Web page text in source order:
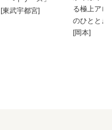
[東武宇都宮]
る極上アロ
のひととき
[岡本]